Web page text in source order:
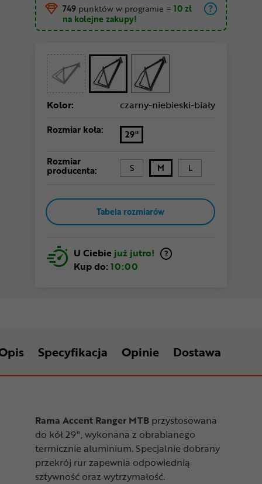
749 punktów w programie = 10 zł
na kolejne zakupy!
Kolor: czarny-niebieski-biały
Rozmiar koła: 29"
Rozmiar
producenta: S M L
Tabela rozmiarów
U Ciebie już jutro!
Kup do: 10:00
Specyfikacja Opinie Dostawa
Rama Accent Ranger MTB przystosowana
do kół 29", wykonana z obrabianego
termicznie aluminium. Specjalnie dobrany
przekrój rur zapewnia odpowiednią
sztywność oraz wytrzymałość.